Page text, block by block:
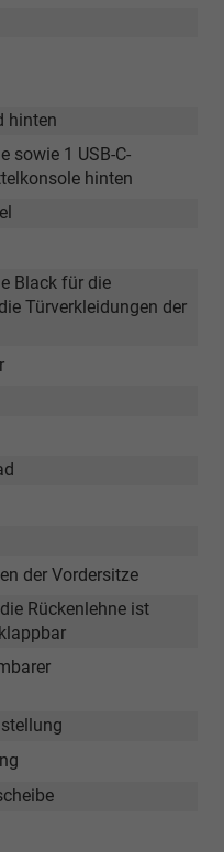
hinten
sowie 1 USB-C-
hinten
Black für die
Türverkleidungen der
der Vordersitze
Rückenlehne ist